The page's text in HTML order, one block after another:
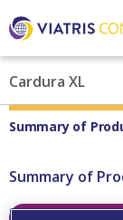
Cardura XL
Summary of
Summary of